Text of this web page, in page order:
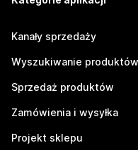
Kanały sprzedaży
Wyszukiwanie produktów
Sprzedaż produktów
Zamówienia i wysyłka
Projekt sklepu